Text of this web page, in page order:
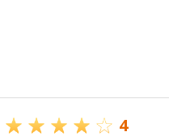
無事にお取引が完了し、
N様のご協力があり、無
4